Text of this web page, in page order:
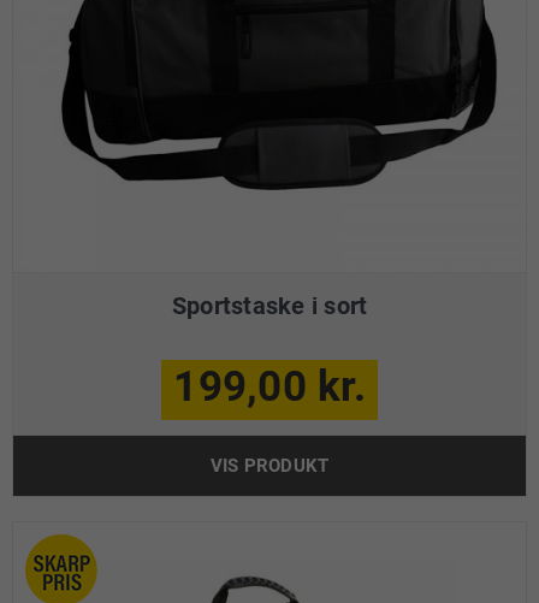
Sportstaske i sort
199,00 kr.
VIS PRODUKT